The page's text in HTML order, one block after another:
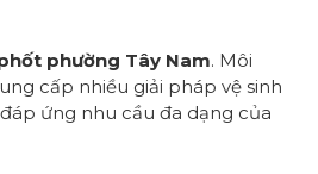
phường Tây Nam. Môi
cấp nhiều giải pháp vệ sinh
ứng nhu cầu đa dạng của